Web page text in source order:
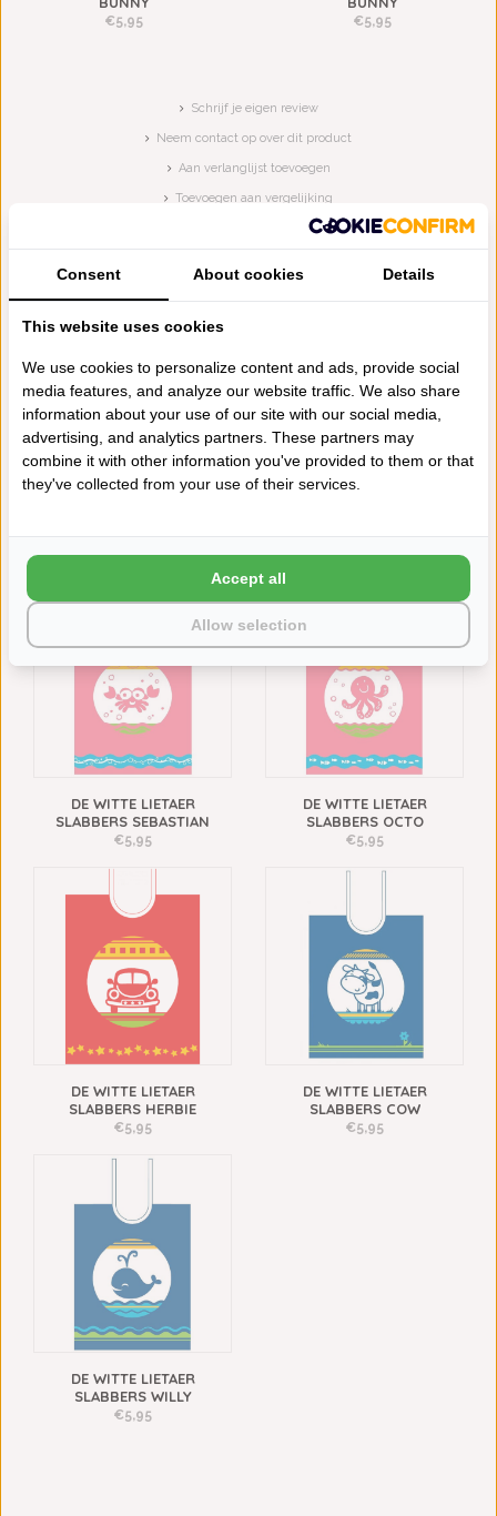
€5,95 €5,95
Schrijf je eigen review
Neem contact op over dit product
Aan verlanglijst toevoegen
Toevoegen aan vergelijking
VAAK SAMEN GEKOCHT
SLABBERS DRACO
€5,95
SLABBERS BUNNY
€5,95
DE WITTE LIETAER
SLABBERS SEBASTIAN
€5,95
DE WITTE LIETAER
SLABBERS OCTO
€5,95
DE WITTE LIETAER
SLABBERS HERBIE
€5,95
DE WITTE LIETAER
SLABBERS COW
€5,95
DE WITTE LIETAER
SLABBERS WILLY
€5,95
Consent About cookies Details
This website uses cookies
We use cookies to personalize content and ads, provide social
media features, and analyze our website traffic. We also share
information about your use of our site with our social media,
advertising, and analytics partners. These partners may
combine it with other information you've provided to them or that
they've collected from your use of their services.
Allow selection
Accept all